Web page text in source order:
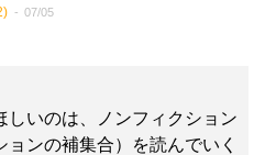
) 07/05
しいのは、ノンフィクション
ョンの補集合）を読んでいく